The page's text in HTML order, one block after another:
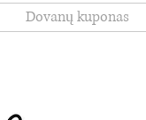
Dovanų kuponas